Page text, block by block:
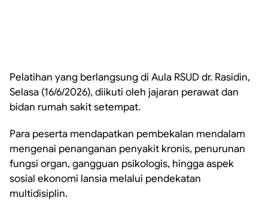
Pelatihan yang berlangsung di Aula RSUD dr. Rasidin,
Selasa (16/6/2026), diikuti oleh jajaran perawat dan
bidan rumah sakit setempat.
Para peserta mendapatkan pembekalan mendalam
mengenai penanganan penyakit kronis, penurunan
fungsi organ, gangguan psikologis, hingga aspek
sosial ekonomi lansia melalui pendekatan
multidisiplin.